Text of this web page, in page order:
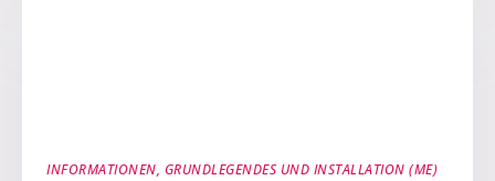
INFORMATIONEN, GRUNDLEGENDES UND INSTALLATION (ME)